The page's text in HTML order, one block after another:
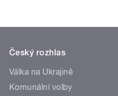
Český rozhlas
Válka na Ukrajině
Komunální volby